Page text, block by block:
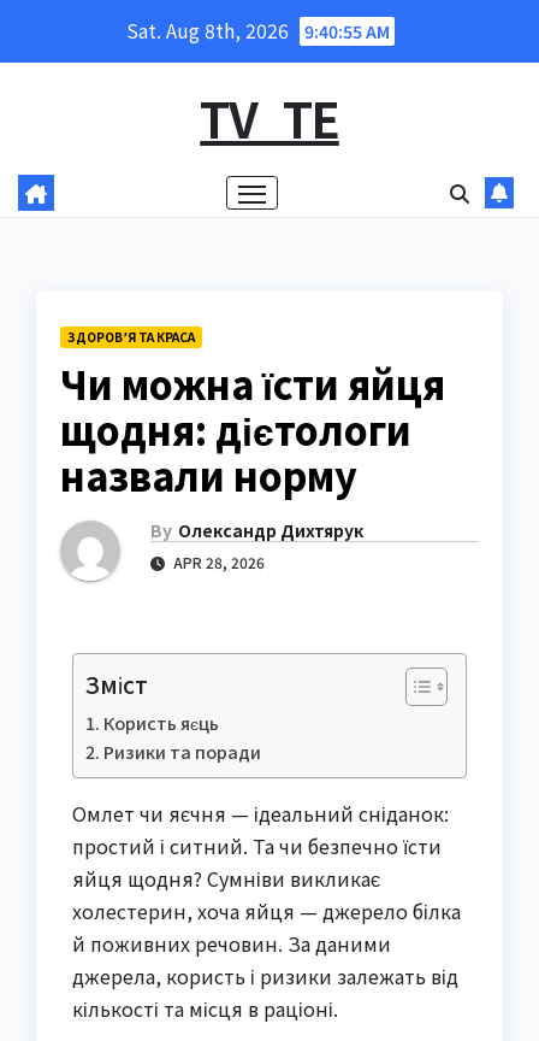
Sat. Aug 8th, 2026 9:40:56 AM
TV_TE
ЗДОРОВ’Я ТА КРАСА
Чи можна їсти яйця
щодня: дієтологи
назвали норму
By Олександр Дихтярук
APR 28, 2026
Зміст
Користь яєць
Ризики та поради
Омлет чи яєчня — ідеальний сніданок:
простий і ситний. Та чи безпечно їсти
яйця щодня? Сумніви викликає
холестерин, хоча яйця — джерело білка
й поживних речовин. За даними
джерела, користь і ризики залежать від
кількості та місця в раціоні.